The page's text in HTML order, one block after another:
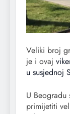
Veliki broj
je i ovaj
u susjednoj
U
primijetiti